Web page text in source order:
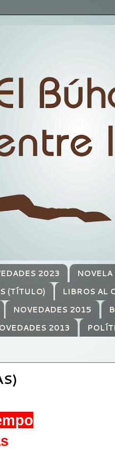
2023 NOVELA
(TÍTULO) LIBROS AL
NOVEDADES 2015
2013